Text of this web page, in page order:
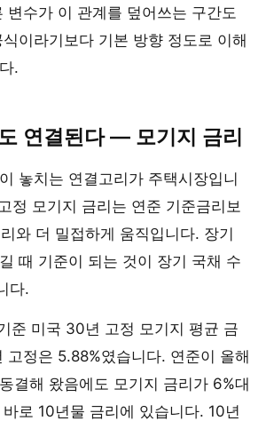
변수가 이 관계를 덮어쓰는 구간도
이라기보다 기본 방향 정도로 이해
.
연결된다 — 모기지 금리
놓치는 연결고리가 주택시장입니
정 모기지 금리는 연준 기준금리보
와 더 밀접하게 움직입니다. 장기
때 기준이 되는 것이 장기 국채 수
다.
준 미국 30년 고정 모기지 평균 금
고정은 5.88%였습니다. 연준이 올해
결해 왔음에도 모기지 금리가 6%대
로 10년물 금리에 있습니다. 10년